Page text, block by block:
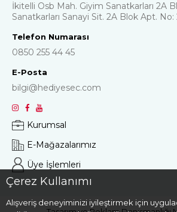
Çerez Kullanımı
Alışveriş deneyiminizi iyileştirmek için
İkitelli Osb Mah. Giyim Sanatkarları 2A
Sanatkarları Sanayi Sit. 2A Blok Apt. No:
Telefon Numarası
0850 255 44 45
E-Posta
bilgi@hediyesec.com
Kurumsal
E-Mağazalarımız
Üye İşlemleri